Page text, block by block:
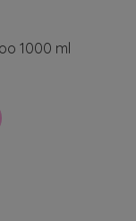
1000 ml